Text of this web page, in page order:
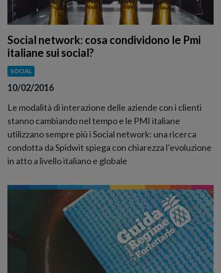
Social network: cosa condividono le Pmi
italiane sui social?
SOCIAL
10/02/2016
Le modalità di interazione delle aziende con i clienti
stanno cambiando nel tempo e le PMI italiane
utilizzano sempre più i Social network: una ricerca
condotta da Spidwit spiega con chiarezza l’evoluzione
in atto a livello italiano e globale